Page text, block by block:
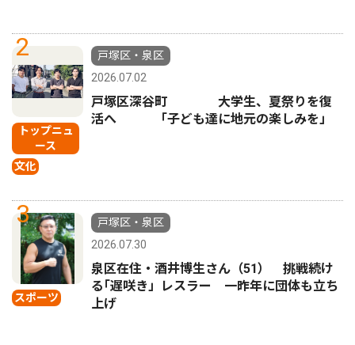
2
トップニュ
ース
文化
戸塚区・泉区
2026.07.02
戸塚区深谷町 大学生、夏祭りを復
活へ 「子ども達に地元の楽しみを」
3
スポーツ
戸塚区・泉区
2026.07.30
泉区在住・酒井博生さん（51） 挑戦続け
る｢遅咲き」レスラー 一昨年に団体も立ち
上げ